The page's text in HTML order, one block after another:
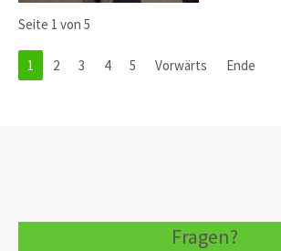
Seite 1 von 5
1 2 3 4 5 Vorwärts Ende
Fragen?